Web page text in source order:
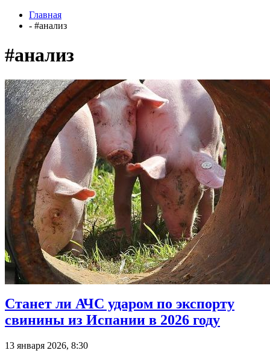
Главная
- #анализ
#анализ
Станет ли АЧС ударом по экспорту
свинины из Испании в 2026 году
13 января 2026, 8:30